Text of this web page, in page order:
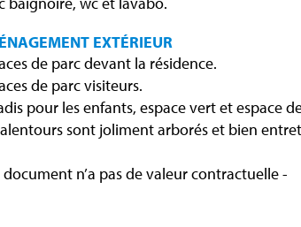
EXTÉRIEUR
de parc devant la résidence.
de parc visiteurs.
pour les enfants, espace vert et espace
sont joliment arborés et bien
document n’a pas de valeur contractuelle -